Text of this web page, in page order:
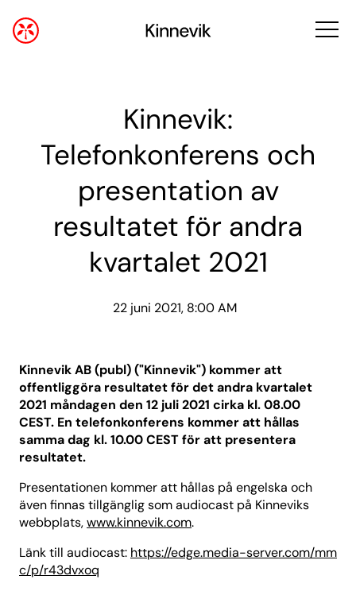
Kinnevik:
Telefonkonferens och
presentation av
resultatet för andra
kvartalet 2021
22 juni 2021, 8:00 AM
Kinnevik AB (publ) ("Kinnevik") kommer att
offentliggöra resultatet för det andra kvartalet
2021 måndagen den 12 juli 2021 cirka kl. 08.00
CEST. En telefonkonferens kommer att hållas
samma dag kl. 10.00 CEST för att presentera
resultatet.
Presentationen kommer att hållas på engelska och
även finnas tillgänglig som audiocast på Kinneviks
webbplats,www.kinnevik.com.
Länk till audiocast: https://edge.media-server.com/mm
c/p/r43dvxoq